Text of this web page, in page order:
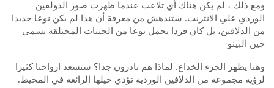
ومع ذلك ، لم يكن هناك أي تلاعب عندما ظهرت صور الدولفين
الوردي علي الانترنت. ستندهش من معرفة أن هذا لم يكن نوعا جديدا
من الدلافين، بل كان فردا يحمل نوعا من الجينات المختلقه يسمي
جين البينو
وهنا يظهر الجزء الخداع. لماذا هم نادرون جدا؟ ستسعد ارواحنا كثيرا
لرؤية مجموعة من الدلافين الوردية تؤدي حيلها الرائعة في المحيط.